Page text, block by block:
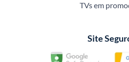
TVs em
Site